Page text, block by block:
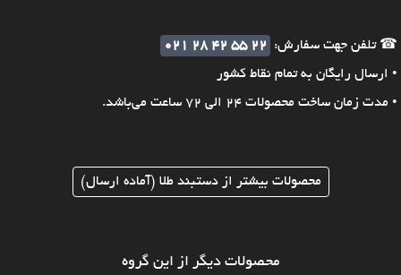
☎ تلفن جهت سفارش:
021 28 42 55 22
• ارسال رایگان به تمام نقاط کشور
• مدت زمان ساخت محصولات 24 الی 72 ساعت می‌باشد.
محصولات بیشتر از دستبند طلا (آماده ارسال)
محصولات دیگر از این گروه